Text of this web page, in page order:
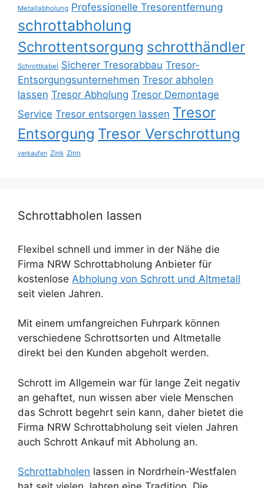
Metallabholung Professionelle Tresorentfernung
schrottabholung
Schrottentsorgung schrotthändler
Schrottkabel Sicherer Tresorabbau Tresor-
Entsorgungsunternehmen Tresor abholen
lassen Tresor Abholung Tresor Demontage
Service Tresor entsorgen lassen Tresor
Entsorgung Tresor Verschrottung
verkaufen Zink Zinn
Schrottabholen lassen
Flexibel schnell und immer in der Nähe die
Firma NRW Schrottabholung Anbieter für
kostenlose Abholung von Schrott und Altmetall
seit vielen Jahren.
Mit einem umfangreichen Fuhrpark können
verschiedene Schrottsorten und Altmetalle
direkt bei den Kunden abgeholt werden.
Schrott im Allgemein war für lange Zeit negativ
an gehaftet, nun wissen aber viele Menschen
das Schrott begehrt sein kann, daher bietet die
Firma NRW Schrottabholung seit vielen Jahren
auch Schrott Ankauf mit Abholung an.
Schrottabholen lassen in Nordrhein-Westfalen